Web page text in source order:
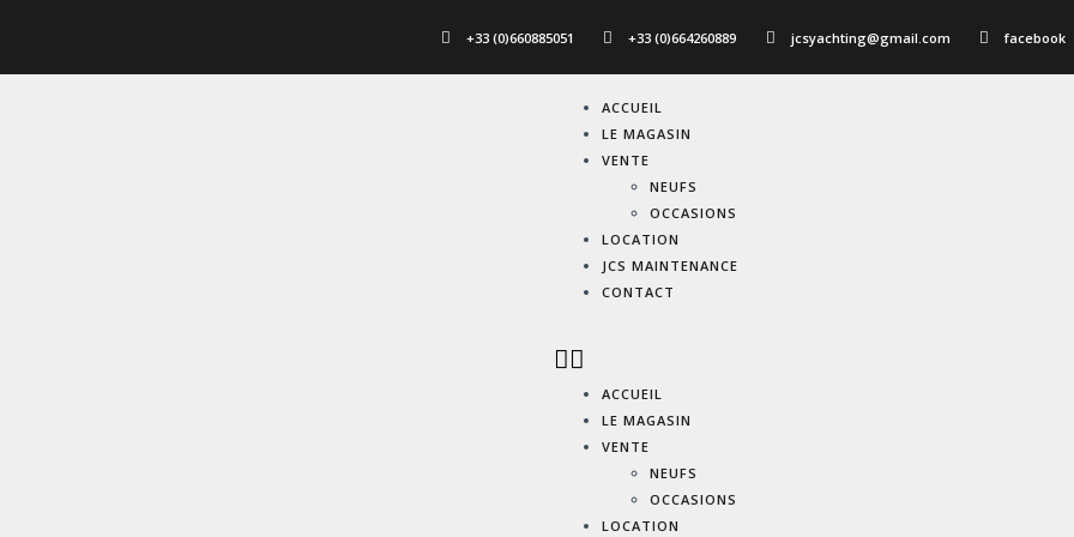
+33 (0)660885051 +33 (0)664260889 jcsyachting@gmail.com facebook
ACCUEIL
LE MAGASIN
VENTE
NEUFS
OCCASIONS
LOCATION
JCS MAINTENANCE
CONTACT
ACCUEIL
LE MAGASIN
VENTE
NEUFS
OCCASIONS
LOCATION